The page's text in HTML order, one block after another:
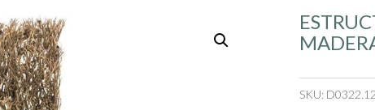
SKU: